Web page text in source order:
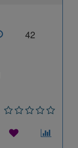
42